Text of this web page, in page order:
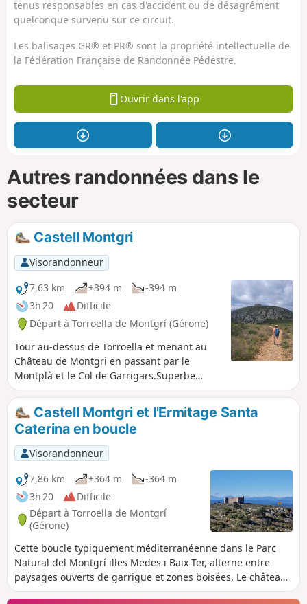
tenus responsables en cas d'accident ou de désagrément
quelconque survenu sur ce circuit.
Les balisages GR® et PR® sont la propriété intellectuelle de
la Fédération Française de Randonnée Pédestre.
Ouvrir dans l'app
Autres randonnées dans le
secteur
Castell Montgri
Visorandonneur
7,63 km
+394 m
-394 m
3h 20
Difficile
Départ à Torroella de Montgrí (Gérone)
Tour au-dessus de Torroella et menant au
Château de Montgri en passant par le
Montplà et le Col de Garrigars.Superbe
panorama à 360°. Attention : pas très
accessible avec des enfants car il faut
crapahuter pas mal dans les rochers et il y a
un passage un peu raide dans un pierrier.
Castell Montgri et l'Ermitage Santa
Caterina en boucle
Visorandonneur
7,86 km
+364 m
-364 m
3h 20
Difficile
Départ à Torroella de Montgrí
(Gérone)
Cette boucle typiquement méditerranéenne dans le Parc
Natural del Montgrí illes Medes i Baix Ter, alterne entre
paysages ouverts de garrigue et zones boisées. Le château
de Montgri, construit au XIIIe siècle, domine toute la région